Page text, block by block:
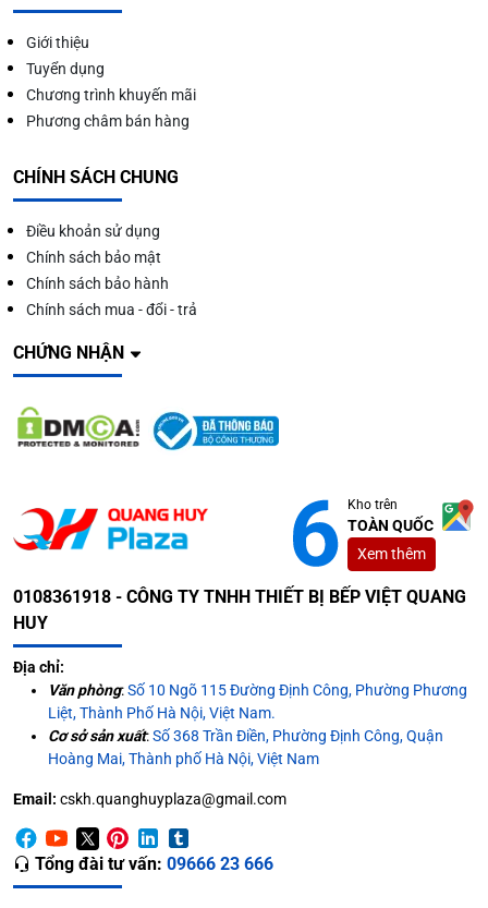
Giới thiệu
Tuyển dụng
Chương trình khuyến mãi
Phương châm bán hàng
CHÍNH SÁCH CHUNG
Điều khoản sử dụng
Chính sách bảo mật
Chính sách bảo hành
Chính sách mua - đổi - trả
CHỨNG NHẬN
Kho trên
TOÀN QUỐC
Xem thêm
0108361918 - CÔNG TY TNHH THIẾT BỊ BẾP VIỆT QUANG
HUY
Địa chỉ:
Văn phòng:Số 10 Ngõ 115 Đường Định Công, Phường Phương
Liệt, Thành Phố Hà Nội, Việt Nam.
Cơ sở sản xuất:Số 368 Trần Điền, Phường Định Công, Quận
Hoàng Mai, Thành phố Hà Nội, Việt Nam
Email: cskh.quanghuyplaza@gmail.com
Tổng đài tư vấn: 09666 23 666